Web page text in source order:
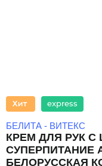
express
БЕЛИТА - ВИТЕКС
КРЕМ ДЛЯ РУК
СУПЕРПИТАНИЕ
БЕЛОРУССКАЯ